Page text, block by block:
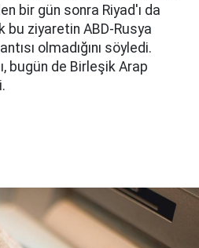
bir gün sonra Riyad'ı da
ziyaretin ABD-Rusya
olmadığını söyledi.
bugün de Birleşik Arap